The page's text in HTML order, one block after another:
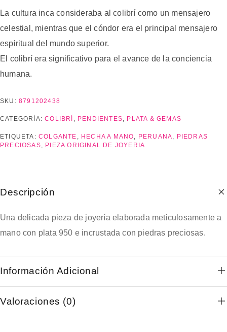
La cultura inca consideraba al colibrí como un mensajero
celestial, mientras que el cóndor era el principal mensajero
espiritual del mundo superior.
El colibrí era significativo para el avance de la conciencia
humana.
SKU: 8791202438
CATEGORÍA:COLIBRÍ , PENDIENTES, PLATA & GEMAS
ETIQUETA: COLGANTE , HECHA A MANO, PERUANA, PIEDRAS
PRECIOSAS, PIEZA ORIGINAL DE JOYERIA
Descripción
Una delicada pieza de joyería elaborada meticulosamente a
mano con plata 950 e incrustada con piedras preciosas.
Información Adicional
Valoraciones (0)